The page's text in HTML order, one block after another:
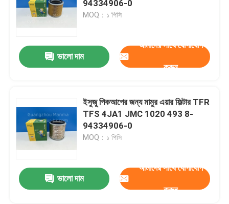
ট্রাক এয়ার ফিল্টার
94334906-0
MOQ：১ পিসি
ভালো দাম
আমাদের সাথে যোগাযোগ
করুন
ইসুজু পিকআপের জন্য মামুর এয়ার ফিল্টার TFR
TFS 4JA1 JMC 1020 493 8-
94334906-0
MOQ：১ পিসি
ভালো দাম
আমাদের সাথে যোগাযোগ
করুন